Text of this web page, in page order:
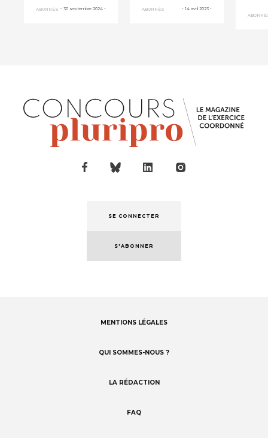
financements :
ABONNÉS - 30 septembre 2024 -
défis de
ABONNÉS - 14 avril 2023 -
SE CONNECTER
S'ABONNER
MENTIONS LÉGALES
QUI SOMMES-NOUS ?
LA RÉDACTION
FAQ